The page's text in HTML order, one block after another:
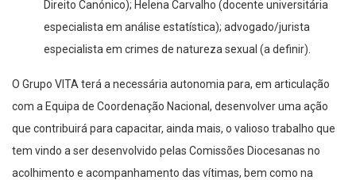
Direito Canónico); Helena Carvalho (docente universitária
especialista em análise estatística); advogado/jurista
especialista em crimes de natureza sexual (a definir).
O Grupo VITA terá a necessária autonomia para, em articulação
com a Equipa de Coordenação Nacional, desenvolver uma ação
que contribuirá para capacitar, ainda mais, o valioso trabalho que
tem vindo a ser desenvolvido pelas Comissões Diocesanas no
acolhimento e acompanhamento das vítimas, bem como na